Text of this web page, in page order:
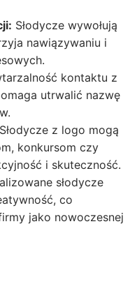
Słodycze wywołują
nawiązywaniu i
kontaktu z
utrwalić nazwę
Słodycze z logo mogą
konkursom czy
i skuteczność.
słodycze
co
jako nowoczesnej